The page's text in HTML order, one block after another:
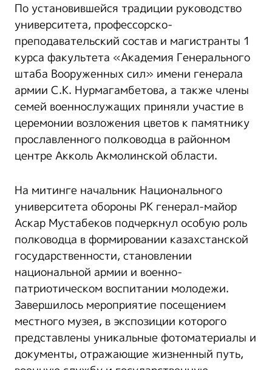
По установившейся традиции руководство
университета, профессорско-
преподавательский состав и магистранты 1
курса факультета «Академия Генерального
штаба Вооруженных сил» имени генерала
армии С.К. Нурмагамбетова, а также члены
семей военнослужащих приняли участие в
церемонии возложения цветов к памятнику
прославленного полководца в районном
центре Акколь Акмолинской области.
На митинге начальник Национального
университета обороны РК генерал-майор
Аскар Мустабеков подчеркнул особую роль
полководца в формировании казахстанской
государственности, становлении
национальной армии и военно-
патриотическом воспитании молодежи.
Завершилось мероприятие посещением
местного музея, в экспозиции которого
представлены уникальные фотоматериалы и
документы, отражающие жизненный путь,